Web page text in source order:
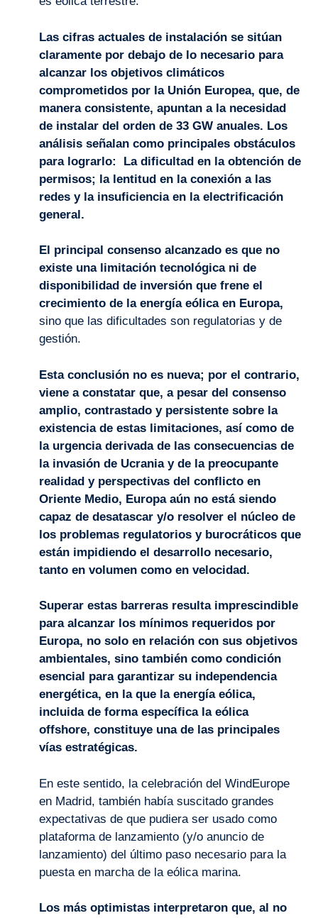
Las cifras actuales de instalación se sitúan
claramente por debajo de lo necesario para
alcanzar los objetivos climáticos
comprometidos por la Unión Europea, que, de
manera consistente, apuntan a la necesidad
de instalar del orden de 33 GW anuales. Los
análisis señalan como principales obstáculos
para lograrlo: La dificultad en la obtención de
permisos; la lentitud en la conexión a las
redes y la insuficiencia en la electrificación
general.
El principal consenso alcanzado es que no
existe una limitación tecnológica ni de
disponibilidad de inversión que frene el
crecimiento de la energía eólica en Europa,
sino que las dificultades son regulatorias y de
gestión.
Esta conclusión no es nueva; por el contrario,
viene a constatar que, a pesar del consenso
amplio, contrastado y persistente sobre la
existencia de estas limitaciones, así como de
la urgencia derivada de las consecuencias de
la invasión de Ucrania y de la preocupante
realidad y perspectivas del conflicto en
Oriente Medio, Europa aún no está siendo
capaz de desatascar y/o resolver el núcleo de
los problemas regulatorios y burocráticos que
están impidiendo el desarrollo necesario,
tanto en volumen como en velocidad.
Superar estas barreras resulta imprescindible
para alcanzar los mínimos requeridos por
Europa, no solo en relación con sus objetivos
ambientales, sino también como condición
esencial para garantizar su independencia
energética, en la que la energía eólica,
incluida de forma específica la eólica
offshore, constituye una de las principales
vías estratégicas.
En este sentido, la celebración del WindEurope
en Madrid, también había suscitado grandes
expectativas de que pudiera ser usado como
plataforma de lanzamiento (y/o anuncio de
lanzamiento) del último paso necesario para la
puesta en marcha de la eólica marina.
Los más optimistas interpretaron que, al no